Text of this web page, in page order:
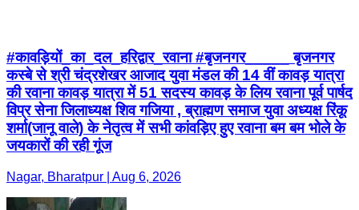
#कावड़ियों_का_दल_हरिद्वार_रवाना #बृजनगर_____ बृजनगर
कस्बे से श्री चंद्रशेखर आजाद युवा मंडल की 14 वीं कावड़ यात्रा
की रवाना कावड़ यात्रा में 51 सदस्य कावड़ के लिय रवाना पूर्व पार्षद
विप्र सेना जिलाध्यक्ष शिव गजिया , ब्राह्मण समाज युवा अध्यक्ष रिंकू
शर्मा(जानू वाले) के नेतृत्व में सभी कांवड़िए हुए रवाना बम बम भोले के
जयकारों की रही गूंज
Nagar, Bharatpur | Aug 6, 2026